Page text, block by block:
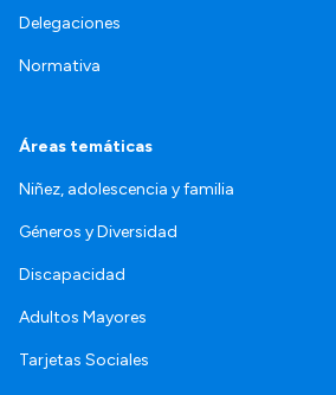
Delegaciones
Normativa
Áreas temáticas
Niñez, adolescencia y familia
Géneros y Diversidad
Discapacidad
Adultos Mayores
Tarjetas Sociales